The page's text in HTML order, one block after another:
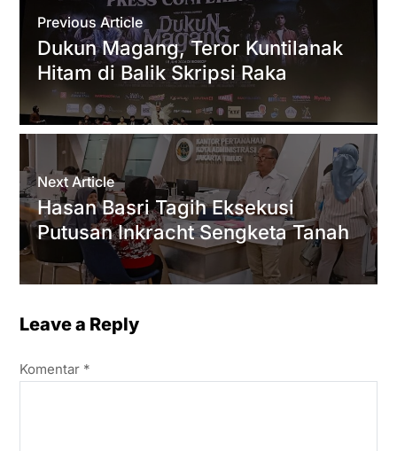
p
p
r
o
o
k
r
a
m
Previous Article
Dukun Magang, Teror Kuntilanak
Hitam di Balik Skripsi Raka
Next Article
Hasan Basri Tagih Eksekusi
Putusan Inkracht Sengketa Tanah
Leave a Reply
Komentar *